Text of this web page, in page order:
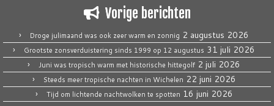
Vorige berichten
Droge julimaand was ook zeer warm en zonnig 2 augustus 2026
Grootste zonsverduistering sinds 1999 op 12 augustus 31 juli 2026
Juni was tropisch warm met historische hittegolf 2 juli 2026
Steeds meer tropische nachten in Wichelen 22 juni 2026
Tijd om lichtende nachtwolken te spotten 16 juni 2026